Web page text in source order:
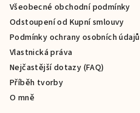
Všeobecné obchodní podmínky
Odstoupení od Kupní smlouvy
Podmínky ochrany osobních údajů
Vlastnická práva
Nejčastější dotazy (FAQ)
Příběh tvorby
O mně